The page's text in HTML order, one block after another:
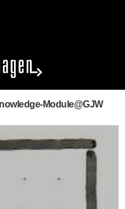
Module@GJW